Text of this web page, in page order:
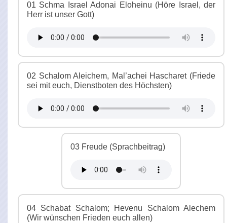
01 Schma Israel Adonai Eloheinu (Höre Israel, der
Herr ist unser Gott)
02 Schalom Aleichem, Mal’achei Hascharet (Friede
sei mit euch, Dienstboten des Höchsten)
03 Freude (Sprachbeitrag)
04 Schabat Schalom; Hevenu Schalom Alechem
(Wir wünschen Frieden euch allen)